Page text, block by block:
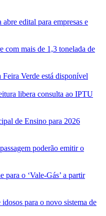
edital para empresas e
com mais de 1,3 tonelada de
Verde está disponível
libera consulta ao IPTU
de Ensino para 2026
poderão emitir o
para o ‘Vale-Gás’ a partir
para o novo sistema de